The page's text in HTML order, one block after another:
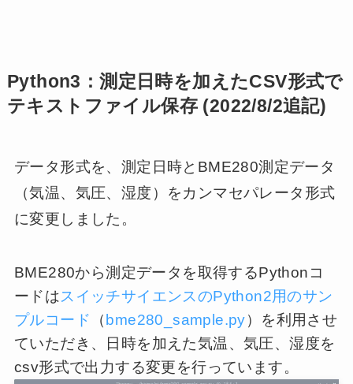
Python3：測定日時を加えたCSV形式で
テキストファイル保存 (2022/8/2追記)
データ形式を、測定日時とBME280測定データ
（気温、気圧、湿度）をカンマセパレータ形式
に変更しました。
BME280から測定データを取得するPythonコ
ードはスイッチサイエンスのPython2用のサン
プルコード （ bme280_sample.py）を利用させ
ていただき、日時を加えた気温、気圧、湿度を
csv形式で出力する変更を行っています。